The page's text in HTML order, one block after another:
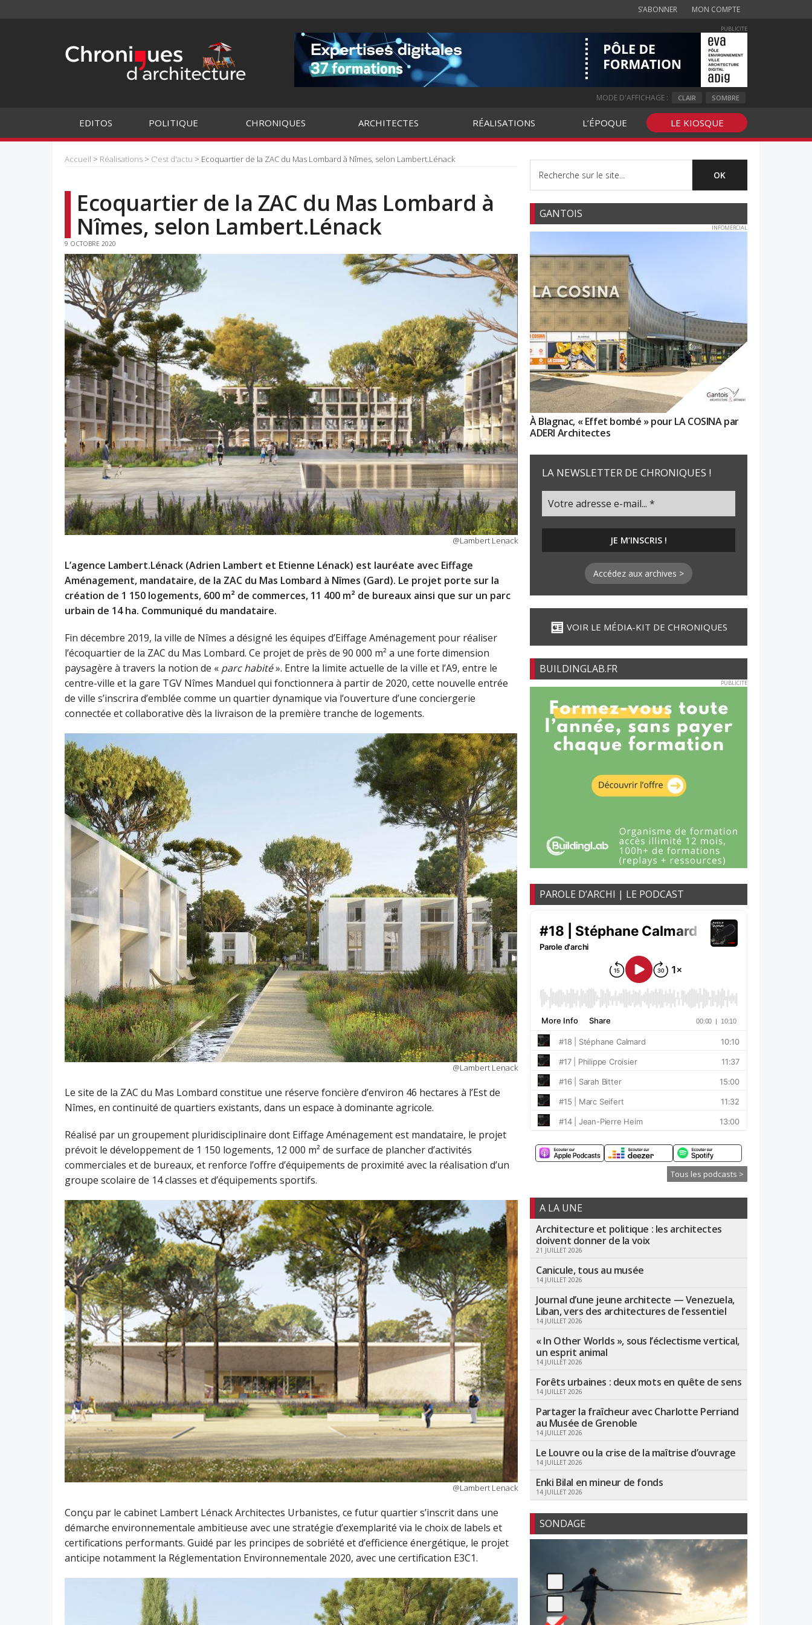
S’ABONNER MON COMPTE
PUBLICITE
MODE D'AFFICHAGE : CLAIR SOMBRE
EDITOS POLITIQUE CHRONIQUES ARCHITECTES RÉALISATIONS L’ÉPOQUE LE KIOSQUE
Accueil > Réalisations > C'est d'actu > Ecoquartier de la ZAC du Mas Lombard à Nîmes, selon Lambert.Lénack
Ecoquartier de la ZAC du Mas Lombard à
Nîmes, selon Lambert.Lénack
9 OCTOBRE 2020
@Lambert Lenack
L’agence Lambert.Lénack (Adrien Lambert et Etienne Lénack) est lauréate avec Eiffage
Aménagement, mandataire, de la ZAC du Mas Lombard à Nîmes (Gard). Le projet porte sur la
création de 1 150 logements, 600 m² de commerces, 11 400 m² de bureaux ainsi que sur un parc
urbain de 14 ha. Communiqué du mandataire.
Fin décembre 2019, la ville de Nîmes a désigné les équipes d’Eiffage Aménagement pour réaliser
l’écoquartier de la ZAC du Mas Lombard. Ce projet de près de 90 000 m² a une forte dimension
paysagère à travers la notion de « parc habité». Entre la limite actuelle de la ville et l’A9, entre le
centre-ville et la gare TGV Nîmes Manduel qui fonctionnera à partir de 2020, cette nouvelle entrée
de ville s’inscrira d’emblée comme un quartier dynamique via l’ouverture d’une conciergerie
connectée et collaborative dès la livraison de la première tranche de logements.
@Lambert Lenack
Le site de la ZAC du Mas Lombard constitue une réserve foncière d’environ 46 hectares à l’Est de
Nîmes, en continuité de quartiers existants, dans un espace à dominante agricole.
Réalisé par un groupement pluridisciplinaire dont Eiffage Aménagement est mandataire, le projet
prévoit le développement de 1 150 logements, 12 000 m² de surface de plancher d’activités
commerciales et de bureaux, et renforce l’offre d’équipements de proximité avec la réalisation d’un
groupe scolaire de 14 classes et d’équipements sportifs.
@Lambert Lenack
Conçu par le cabinet Lambert Lénack Architectes Urbanistes, ce futur quartier s’inscrit dans une
démarche environnementale ambitieuse avec une stratégie d’exemplarité via le choix de labels et
certifications performants. Guidé par les principes de sobriété et d’efficience énergétique, le projet
anticipe notamment la Réglementation Environnementale 2020, avec une certification E3C1.
GANTOIS
INFOMERCIAL
À Blagnac, « Effet bombé » pour LA COSINA par
ADERI Architectes
LA NEWSLETTER DE CHRONIQUES !
Accédez aux archives >
VOIR LE MÉDIA-KIT DE CHRONIQUES
BUILDINGLAB.FR
PUBLICITE
PAROLE D’ARCHI | LE PODCAST
Tous les podcasts >
A LA UNE
Architecture et politique : les architectes
doivent donner de la voix
21 JUILLET 2026
Canicule, tous au musée
14 JUILLET 2026
Journal d’une jeune architecte — Venezuela,
Liban, vers des architectures de l’essentiel
14 JUILLET 2026
« In Other Worlds », sous l’éclectisme vertical,
un esprit animal
14 JUILLET 2026
Forêts urbaines : deux mots en quête de sens
14 JUILLET 2026
Partager la fraîcheur avec Charlotte Perriand
au Musée de Grenoble
14 JUILLET 2026
Le Louvre ou la crise de la maîtrise d’ouvrage
14 JUILLET 2026
Enki Bilal en mineur de fonds
14 JUILLET 2026
SONDAGE